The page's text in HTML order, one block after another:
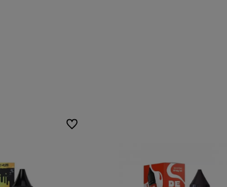
Do ulubionych